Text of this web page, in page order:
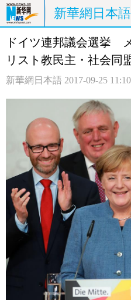
新華網日本語
ホームページ
中日対訳
ドイツ連邦議会選挙
リスト教民主・社会同
新華網日本語 2017-09-25